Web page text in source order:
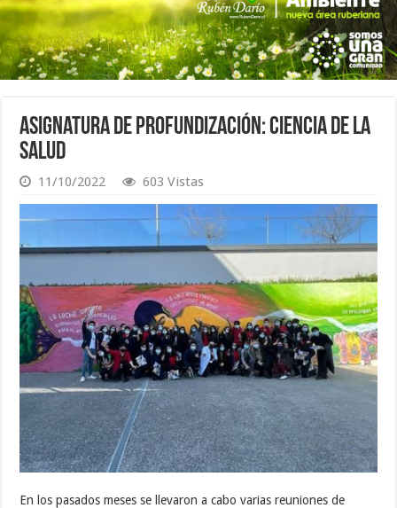
Asignatura de Profundización: Ciencia de la
Salud
11/10/2022 603 Vistas
En los pasados meses se llevaron a cabo varias reuniones de